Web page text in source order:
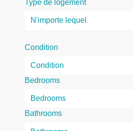
Type de logement
Condition
Bedrooms
Bathrooms